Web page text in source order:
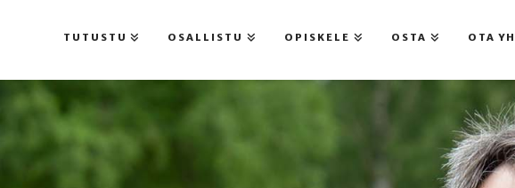
TUTUSTU OSALLISTU OPISKELE OSTA OTA